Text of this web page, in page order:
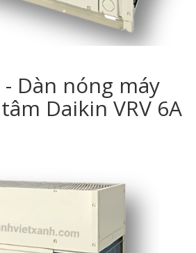
- Dàn nóng máy
Daikin VRV 6A